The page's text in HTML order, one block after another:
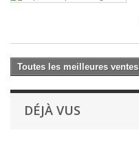
Toutes les meilleures ventes
DÉJÀ VUS